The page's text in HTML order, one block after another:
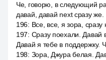
Че, говорю, в следующий
давай, давай next сразу же.
196: Все, все, я зора, сразу
197: Сразу поехали. Давай
Давай я тебе в поддержку.
198: Зора, Джура белая.